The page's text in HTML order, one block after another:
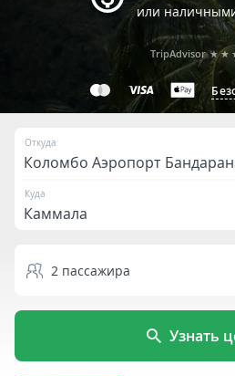
или
TripAdvisor
Откуда
Куда
2 пассажира
Узнать